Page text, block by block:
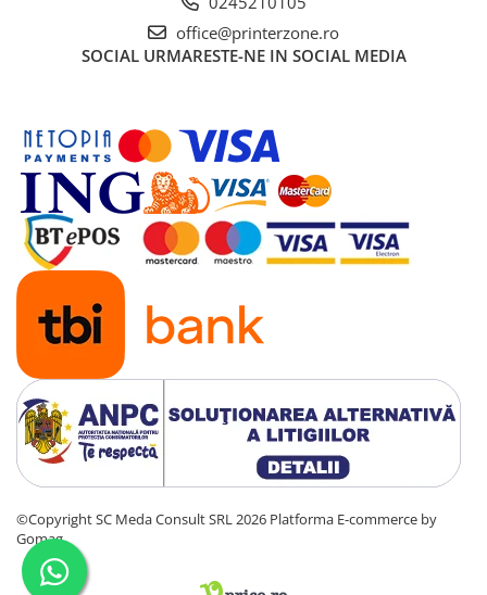
office@printerzone.ro
SOCIAL URMARESTE-NE IN SOCIAL MEDIA
©Copyright SC Meda Consult SRL 2026 Platforma E-commerce by
Gomag